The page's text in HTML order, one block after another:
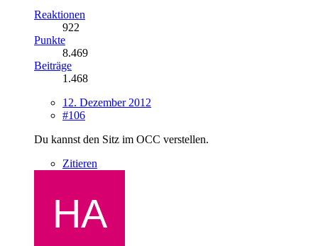
Reaktionen
922
Punkte
8.469
Beiträge
1.468
12. Dezember 2012
#106
Du kannst den Sitz im OCC verstellen.
Zitieren